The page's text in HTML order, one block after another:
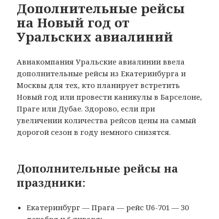
Дополнительные рейсы
на Новый год от
Уральских авиалиний
Авиакомпания Уральские авиалинии ввела
дополнительные рейсы из Екатеринбурга и
Москвы для тех, кто планирует встретить
Новый год или провести каникулы в Барселоне,
Праге или Дубае. Здорово, если при
увеличении количества рейсов цены на самый
дорогой сезон в году немного снизятся.
Дополнительные рейсы на
праздники:
Екатеринбург — Прага — рейс U6-701 — 30